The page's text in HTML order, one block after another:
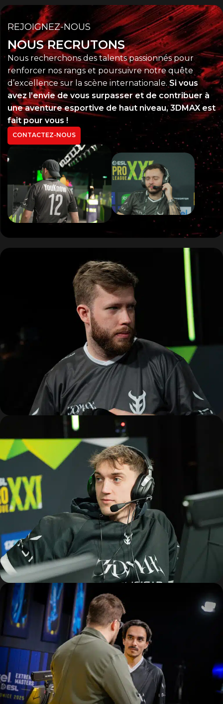
Découvrir
REJOIGNEZ-NOUS
NOUS RECRUTONS
Nous recherchons des talents passionnés pour
renforcer nos rangs et poursuivre notre quête
d’excellence sur la scène internationale. Si vous
avez l’envie de vous surpasser et de contribuer à
une aventure esportive de haut niveau, 3DMAX est
fait pour vous !
CONTACTEZ-NOUS
Kits médias
Découvrir
NOS F.A.Q
FAQ
Découvrir